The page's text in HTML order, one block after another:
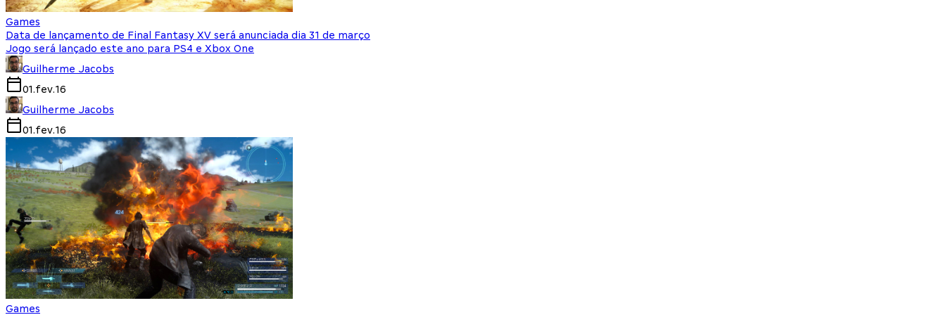
Games
Data de lançamento de Final Fantasy XV será anunciada dia 31 de março
Jogo será lançado este ano para PS4 e Xbox One
Guilherme Jacobs
01.fev.16
Guilherme Jacobs
01.fev.16
Games